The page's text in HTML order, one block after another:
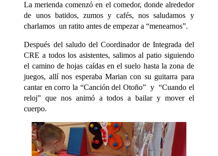
La merienda comenzó en el comedor, donde alrededor
de unos batidos, zumos y cafés, nos saludamos y
charlamos un ratito antes de empezar a “menearnos”.
Después del saludo del Coordinador de Integrada del
CRE a todos los asistentes, salimos al patio siguiendo
el camino de hojas caídas en el suelo hasta la zona de
juegos, allí nos esperaba Marian con su guitarra para
cantar en corro la “Canción del Otoño” y “Cuando el
reloj” que nos animó a todos a bailar y mover el
cuerpo.